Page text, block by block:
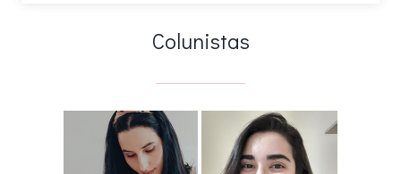
Colunistas